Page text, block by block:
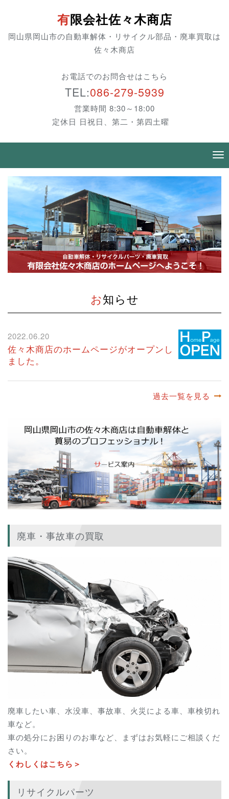
有限会社佐々木商店
岡山県岡山市の自動車解体・リサイクル部品・廃車買取は
佐々木商店
お電話でのお問合せはこちら
TEL:086-279-5939
営業時間 8:30～18:00
定休日 日祝日、第二・第四土曜
お知らせ
2022.06.20
佐々木商店のホームページがオープンし
ました。
過去一覧を見る
廃車・事故車の買取
廃車したい車、水没車、事故車、火災による車、車検切れ
車など。
車の処分にお困りのお車など、まずはお気軽にご相談くだ
さい。
くわしくはこちら＞
リサイクルパーツ